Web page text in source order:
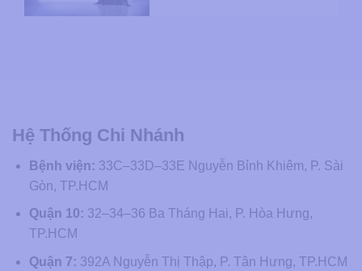
Hệ Thống Chi Nhánh
Bệnh viện: 33C–33D–33E Nguyễn Bỉnh Khiêm, P. Sài
Gòn, TP.HCM
Quận 10: 32–34–36 Ba Tháng Hai, P. Hòa Hưng,
TP.HCM
Quận 7: 392A Nguyễn Thị Thập, P. Tân Hưng, TP.HCM